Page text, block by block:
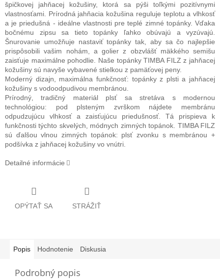
špičkovej jahňacej kožušiny, ktorá sa pýši toľkými pozitívnymi
vlastnosťami. Prírodná jahňacia kožušina reguluje teplotu a vlhkosť
a je priedušná - ideálne vlastnosti pre teplé zimné topánky. Vďaka
bočnému zipsu sa tieto topánky ľahko obúvajú a vyzúvajú.
Šnurovanie umožňuje nastaviť topánky tak, aby sa čo najlepšie
prispôsobili vašim nohám, a golier z obzvlášť mäkkého semišu
zaisťuje maximálne pohodlie. Naše topánky TIMBA FILZ z jahňacej
kožušiny sú navyše vybavené stielkou z pamäťovej peny.
Moderný dizajn, maximálna funkčnosť: topánky z plsti a jahňacej
kožušiny s vodoodpudivou membránou.
Prírodný, tradičný materiál plsť sa stretáva s modernou
technológiou: pod plsteným zvrškom nájdete membránu
odpudzujúcu vlhkosť a zaisťujúcu priedušnosť. Tá prispieva k
funkčnosti týchto skvelých, módnych zimných topánok. TIMBA FILZ
sú ďalšou vlnou zimných topánok: plsť zvonku s membránou +
podšívka z jahňacej kožušiny vo vnútri.
Detailné informácie
OPÝTAŤ SA STRÁŽIŤ
Popis Hodnotenie Diskusia
Podrobný popis